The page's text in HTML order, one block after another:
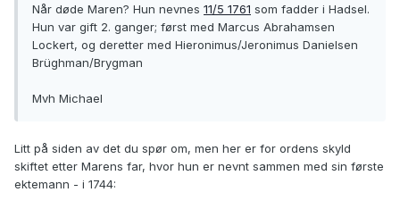
Når døde Maren? Hun nevnes 11/5 1761 som fadder i Hadsel.
Hun var gift 2. ganger; først med Marcus Abrahamsen
Lockert, og deretter med Hieronimus/Jeronimus Danielsen
Brüghman/Brygman
Mvh Michael
Litt på siden av det du spør om, men her er for ordens skyld
skiftet etter Marens far, hvor hun er nevnt sammen med sin første
ektemann - i 1744: